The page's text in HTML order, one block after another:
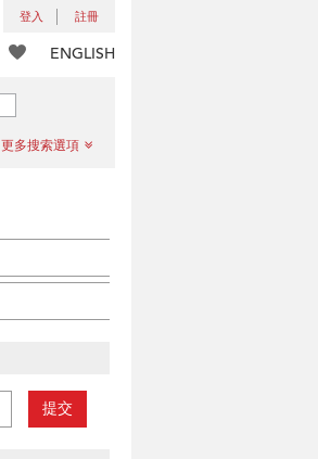
登入 註冊
ENGLISH
更多搜索選項
提交